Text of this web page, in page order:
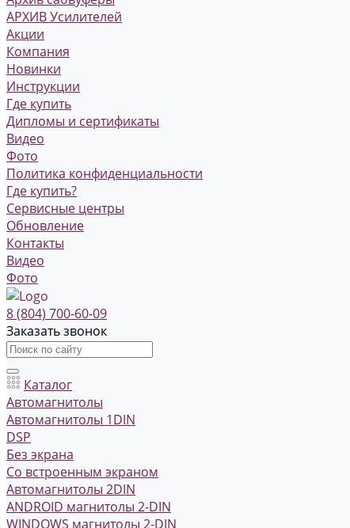
АРХИВ Усилителей
Акции
Компания
Новинки
Инструкции
Где купить
Дипломы и сертификаты
Видео
Фото
Политика конфиденциальности
Где купить?
Сервисные центры
Обновление
Контакты
Видео
Фото
8 (804) 700-60-09
Заказать звонок
Каталог
Автомагнитолы
Автомагнитолы 1DIN
DSP
Без экрана
Со встроенным экраном
Автомагнитолы 2DIN
ANDROID магнитолы 2-DIN
WINDOWS магнитолы 2-DIN